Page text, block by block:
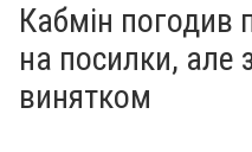
Кабмін погодив
на посилки, але
винятком